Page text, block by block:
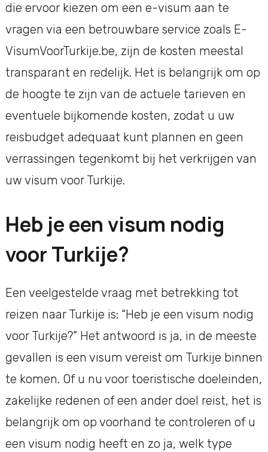
die ervoor kiezen om een e-visum aan te
vragen via een betrouwbare service zoals E-
VisumVoorTurkije.be, zijn de kosten meestal
transparant en redelijk. Het is belangrijk om op
de hoogte te zijn van de actuele tarieven en
eventuele bijkomende kosten, zodat u uw
reisbudget adequaat kunt plannen en geen
verrassingen tegenkomt bij het verkrijgen van
uw visum voor Turkije.
Heb je een visum nodig
voor Turkije?
Een veelgestelde vraag met betrekking tot
reizen naar Turkije is: “Heb je een visum nodig
voor Turkije?” Het antwoord is ja, in de meeste
gevallen is een visum vereist om Turkije binnen
te komen. Of u nu voor toeristische doeleinden,
zakelijke redenen of een ander doel reist, het is
belangrijk om op voorhand te controleren of u
een visum nodig heeft en zo ja, welk type